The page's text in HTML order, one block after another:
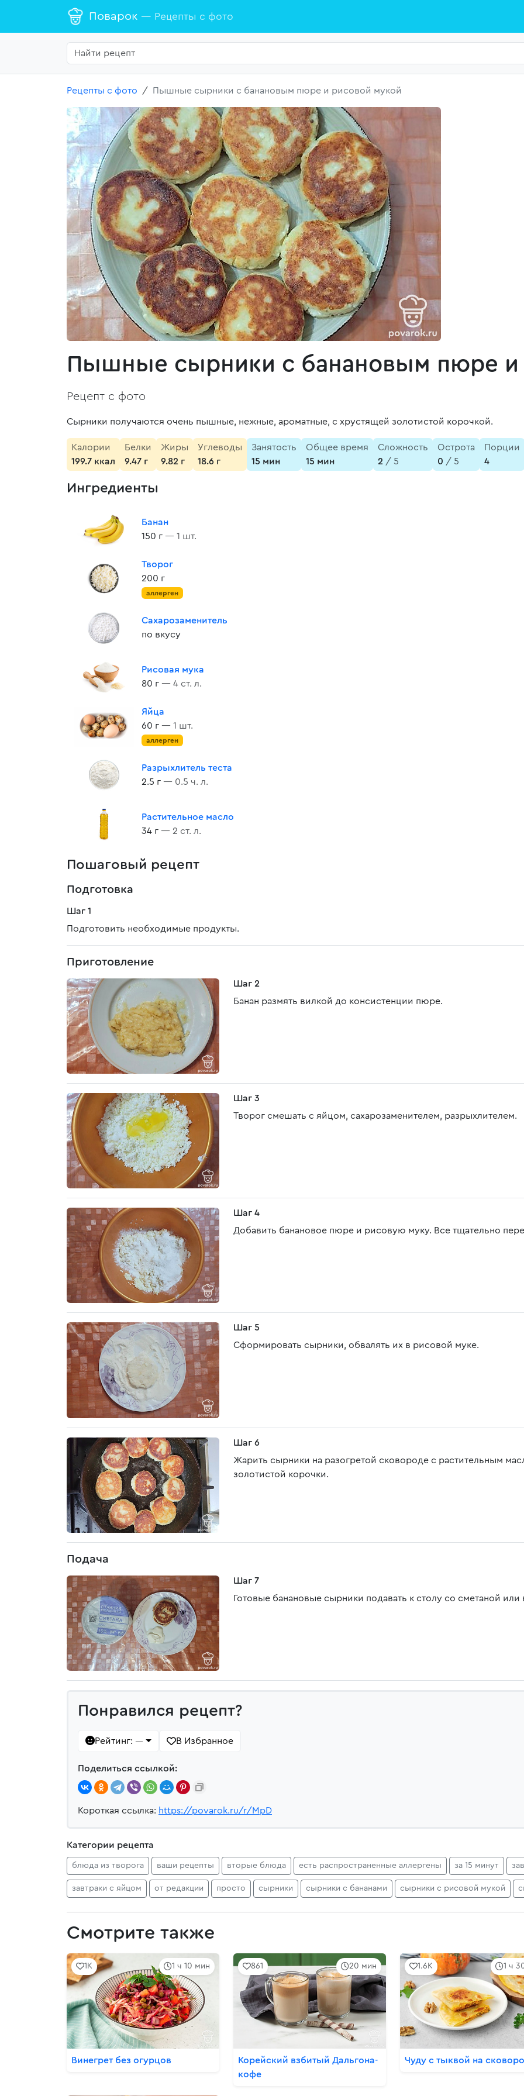
Поварок — Рецепты с фото
Рецепты с фото Пышные сырники с банановым пюре и рисовой мукой
Пышные сырники с банановым пюре и
Рецепт с фото
Сырники получаются очень пышные, нежные, ароматные, с хрустящей золотистой корочкой.
Калории
199.7 ккал
Белки
9.47 г
Жиры
9.82 г
Углеводы
18.6 г
Занятость
15 мин
Общее время
15 мин
Сложность
2 / 5
Острота
0 / 5
Порции
4
Ингредиенты
Банан
150 г — 1 шт.
Творог
200 г
аллерген
Сахарозаменитель
по вкусу
Рисовая мука
80 г — 4 ст. л.
Яйца
60 г — 1 шт.
аллерген
Разрыхлитель теста
2.5 г — 0.5 ч. л.
Растительное масло
34 г — 2 ст. л.
Пошаговый рецепт
Подготовка
Шаг 1
Подготовить необходимые продукты.
Приготовление
Шаг 2
Банан размять вилкой до консистенции пюре.
Шаг 3
Творог смешать с яйцом, сахарозаменителем, разрыхлителем.
Шаг 4
Добавить банановое пюре и рисовую муку. Все тщательно
Шаг 5
Сформировать сырники, обвалять их в рисовой муке.
Шаг 6
Жарить сырники на разогретой сковороде с растительным
золотистой корочки.
Подача
Шаг 7
Готовые банановые сырники подавать к столу со сметаной или
Понравился рецепт?
Рейтинг: — В Избранное
Поделиться ссылкой:
Короткая ссылка: https://povarok.ru/r/MpD
Категории рецепта
блюда из творога ваши рецепты вторые блюда есть распространенные аллергены за 15 минут
завтраки с яйцом от редакции просто сырники сырники с бананами сырники с рисовой мукой
Смотрите также
1 ч 10 мин
1K
Винегрет без огурцов
20 мин
861
Корейский взбитый Дальгона-
кофе
1 ч
1.6K
Чуду с тыквой на